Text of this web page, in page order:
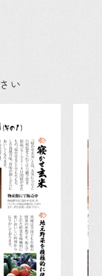
い